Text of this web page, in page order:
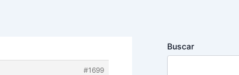
#1699
Buscar